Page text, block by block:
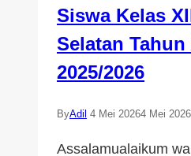
Siswa Kelas
Selatan Tahun
2025/2026
ByAdil 4 Mei 20264 Mei 2026
Assalamualaikum